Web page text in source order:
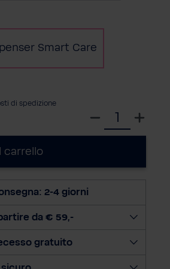
Smart Care
di spedizione
z
n
l
carrello
2-4 giorni
da € 59,-
gratuito